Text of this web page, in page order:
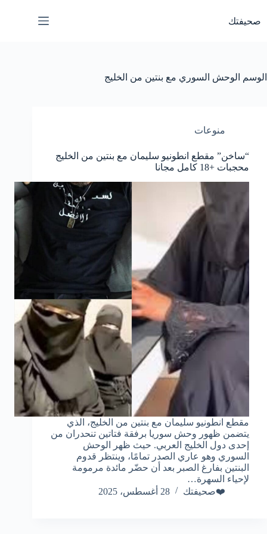
المحتوى
صحيفتك
الوسم الوحش السوري مع بنتين من الخليج
منوعات
“ساخن” مقطع انطونيو سليمان مع بنتين من الخليج
محجبات +18 كامل مجانا
مقطع انطونيو سليمان مع بنتين من الخليج، الذي
يتضمن ظهور وحش سوريا برفقة فتاتين تنحدران من
إحدى دول الخليج العربي. حيث ظهر الوحش
السوري وهو عاري الصدر تمامًا، وينتظر قدوم
البنتين بفارغ الصبر بعد أن حضّر مائدة مرمومة
لإحياء السهرة…
❤️صحيفتك
28 أغسطس، 2025